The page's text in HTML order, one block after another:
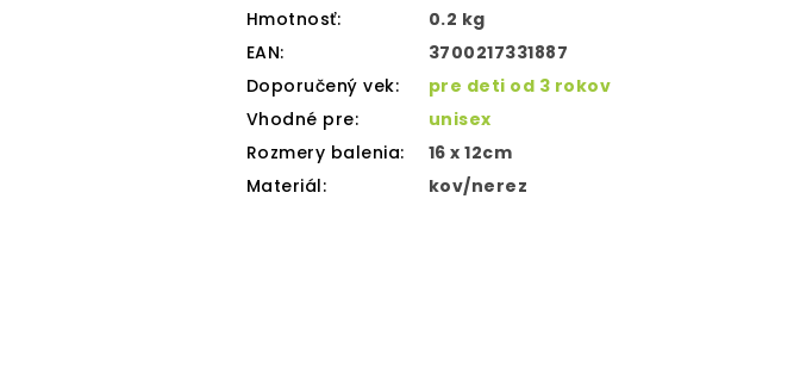
Hmotnosť:
0.2 kg
EAN:
3700217331887
Doporučený vek:
pre deti od 3 rokov
Vhodné pre:
unisex
Rozmery balenia:
16 x 12cm
Materiál: kov/nerez